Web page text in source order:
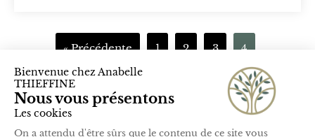
« Précédente 1 2 3 4
27 rue de Lisbonne - 75008 Paris
01 83 62 33 02
contact@thieffine.com